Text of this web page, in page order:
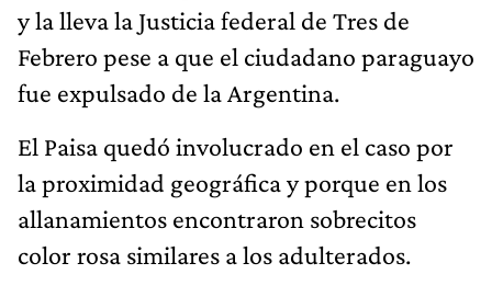
y la lleva la Justicia federal de Tres de
Febrero pese a que el ciudadano paraguayo
fue expulsado de la Argentina.
El Paisa quedó involucrado en el caso por
la proximidad geográfica y porque en los
allanamientos encontraron sobrecitos
color rosa similares a los adulterados.